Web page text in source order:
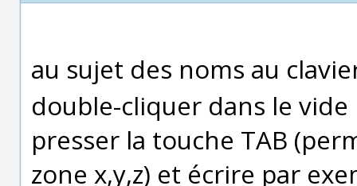
au sujet des noms au
double-cliquer dans le
presser la touche TAB
zone x,y,z) et écrire par